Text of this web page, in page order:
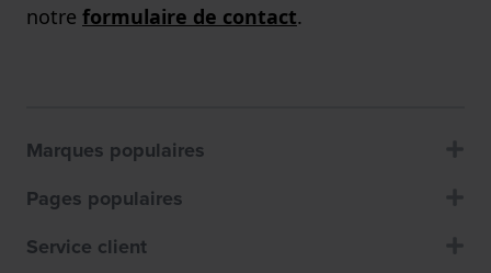
notre formulaire de contact.
Marques populaires
Pages populaires
Service client